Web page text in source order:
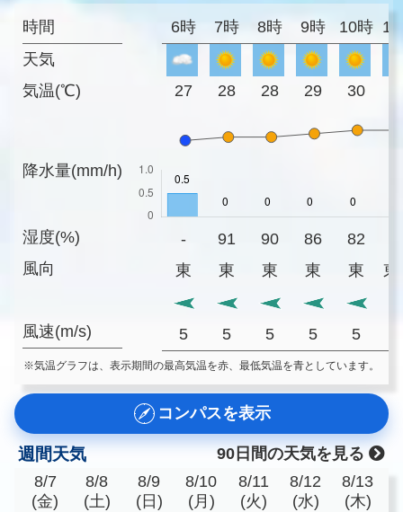
時間
天気
気温(℃)
降水量(mm/h)
湿度(%)
風向
風速(m/s)
6時 7時 8時 9時 10時
27 28 28 29 30
- 91 90 86 82
東
東 東 東 東 東
5 5 5 5 5
※気温グラフは、表示期間の最高気温を赤、最低気温を青としています。
コンパスを表示
週間天気
90日間の天気を見る
8/7
(金)
8/8
(土)
8/9
(日)
8/10
(月)
8/11
(火)
8/12
(水)
8/13
(木)